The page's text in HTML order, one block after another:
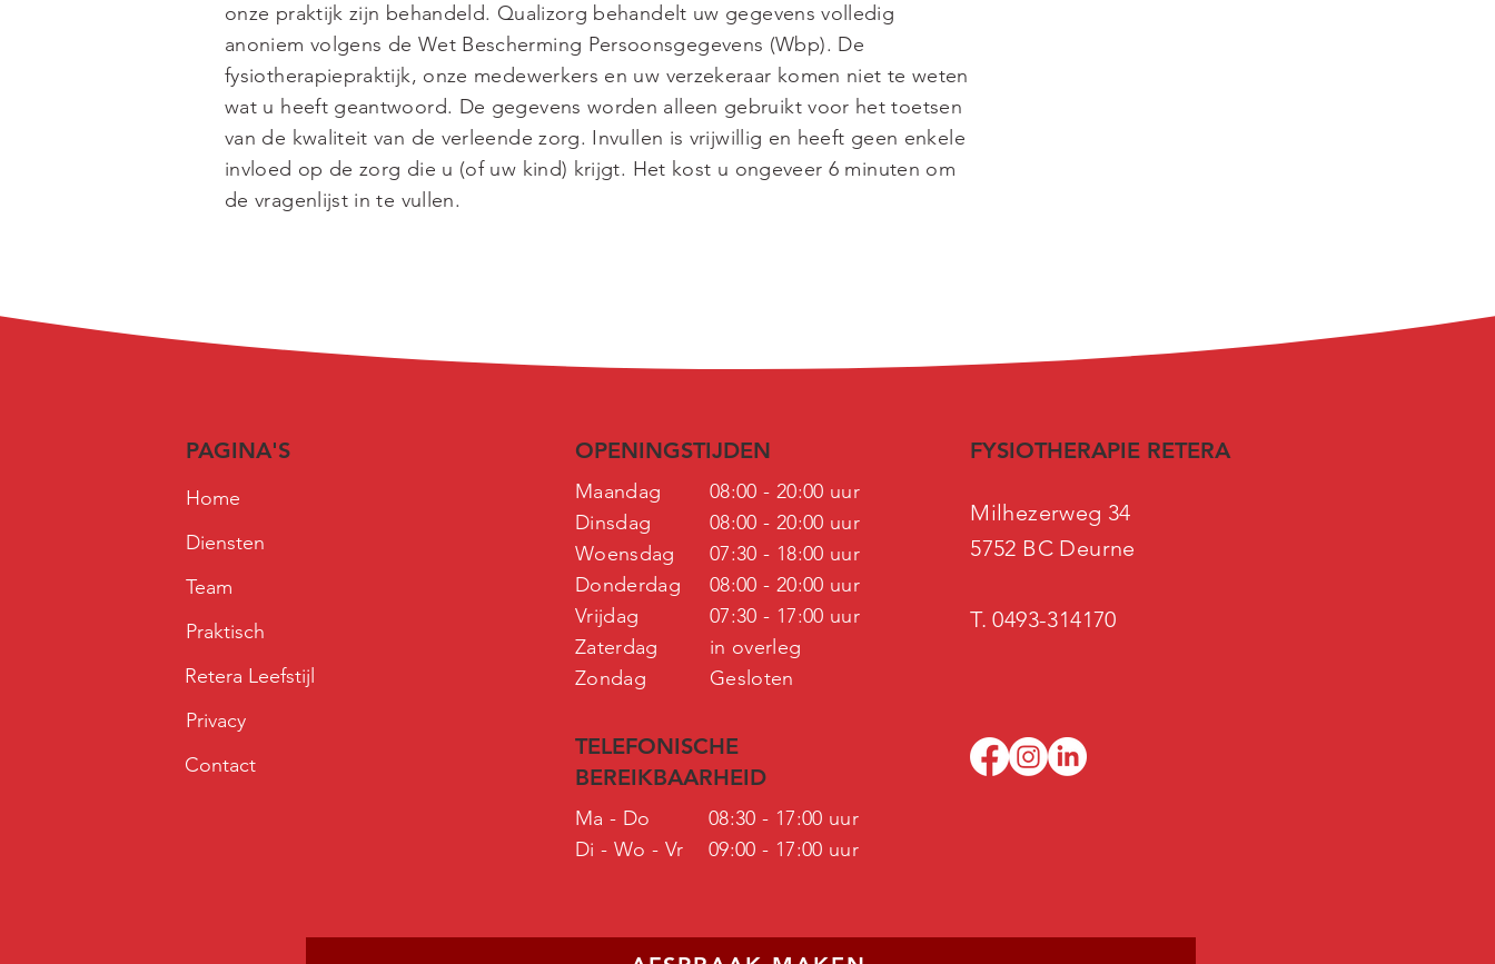
onze praktijk zijn behandeld. Qualizorg behandelt uw gegevens volledig
anoniem volgens de Wet Bescherming Persoonsgegevens (Wbp). De
fysiotherapiepraktijk, onze medewerkers en uw verzekeraar komen niet te weten
wat u heeft geantwoord. De gegevens worden alleen gebruikt voor het toetsen
van de kwaliteit van de verleende zorg. Invullen is vrijwillig en heeft geen enkele
invloed op de zorg die u (of uw kind) krijgt. Het kost u ongeveer 6 minuten om
de vragenlijst in te vullen.
PAGINA'S
Home
Diensten
Team
Praktisch
Retera Leefstijl
Privacy
Contact
OPENINGSTIJDEN
Maandag
Dinsdag
Woensdag
Donderdag
Vrijdag
Zaterdag
Zondag
08:00 - 20:00 uur
08:00 - 20:00 uur
07:30 - 18:00 uur
08:00 - 20:00 uur
07:30 - 17:00 uur
in overleg
Gesloten
TELEFONISCHE
BEREIKBAARHEID
FYSIOTHERAPIE RETERA
Milhezerweg 34
5752 BC Deurne
T. 0493-314170
Ma - Do
Di - Wo - Vr
08:30 - 17:00 uur
09:00 - 17:00 uur